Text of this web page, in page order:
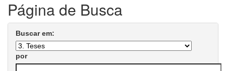
Página de Busca
Buscar em:
por